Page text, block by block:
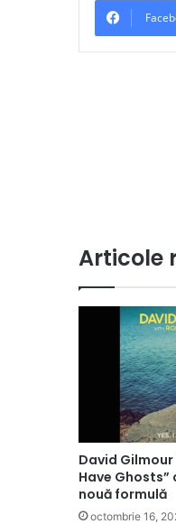
Articole
David Gilmour
Have
nouă formulă
octombrie 16,